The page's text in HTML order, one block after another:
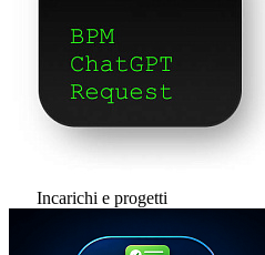
Incarichi e progetti